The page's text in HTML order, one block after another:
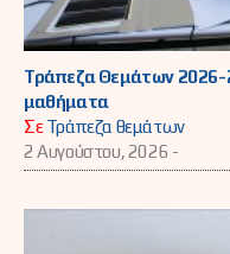
Τράπεζα Θεμάτων 2026-
μαθήματα
ΣεΤράπεζα θεμάτων
2 Αυγούστου, 2026 -